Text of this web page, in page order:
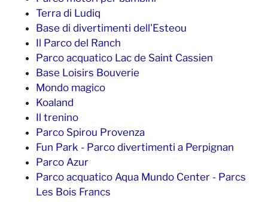
Terra di Ludiq
Base di divertimenti dell'Esteou
Il Parco del Ranch
Parco acquatico Lac de Saint Cassien
Base Loisirs Bouverie
Mondo magico
Koaland
Il trenino
Parco Spirou Provenza
Fun Park - Parco divertimenti a Perpignan
Parco Azur
Parco acquatico Aqua Mundo Center - Parcs
Les Bois Francs